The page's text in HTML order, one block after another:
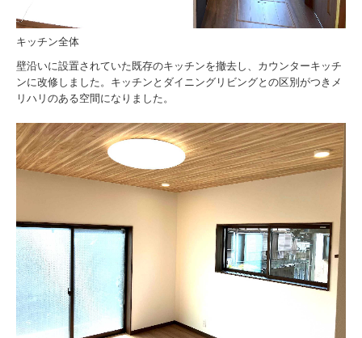
キッチン全体
壁沿いに設置されていた既存のキッチンを撤去し、カウンターキッチ
ンに改修しました。キッチンとダイニングリビングとの区別がつきメ
リハリのある空間になりました。